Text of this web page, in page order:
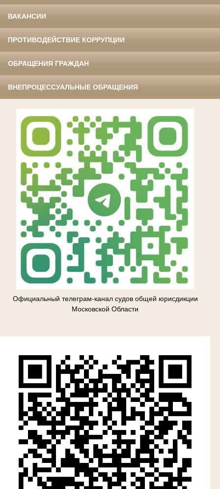
ВАКАНСИИ
ПРОТИВОДЕЙСТВИЕ КОРРУПЦИИ
ОБРАЩЕНИЯ ГРАЖДАН
ВНЕПРОЦЕССУАЛЬНЫЕ ОБРАЩЕНИЯ
Официальный телеграм-канал судов общей юрисдикции
Московской Области